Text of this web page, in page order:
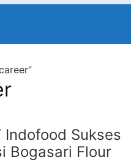
Indofood Sukses
Bogasari Flour